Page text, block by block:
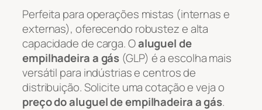
Perfeita para operações mistas (internas e
externas), oferecendo robustez e alta
capacidade de carga. Oaluguel de
empilhadeira a gás (GLP) é a escolha mais
versátil para indústrias e centros de
distribuição. Solicite uma cotação e veja o
preço do aluguel de empilhadeira a gás.